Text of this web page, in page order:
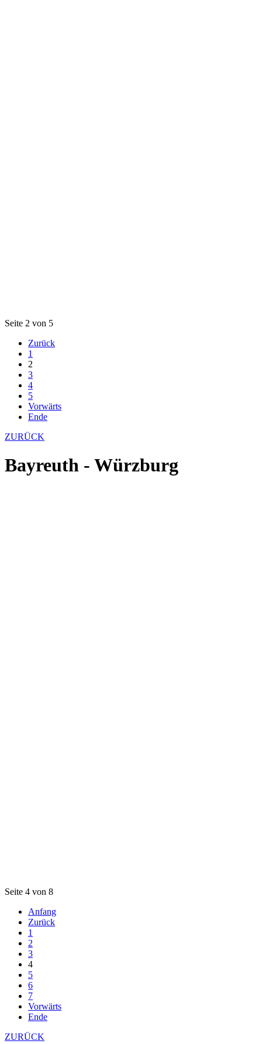
Seite 2 von 5
Zurück
1
2
3
4
5
Vorwärts
Ende
ZURÜCK
Bayreuth - Würzburg
Seite 4 von 8
Anfang
Zurück
1
2
3
4
5
6
7
Vorwärts
Ende
ZURÜCK